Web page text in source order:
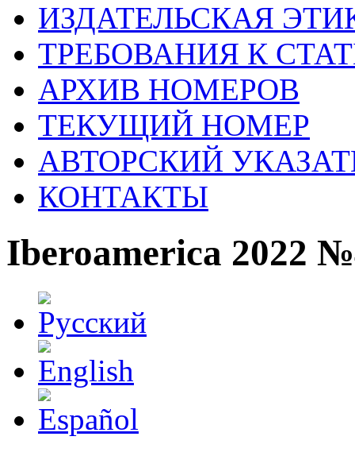
ИЗДАТЕЛЬСКАЯ
ТРЕБОВАНИЯ К
АРХИВ НОМЕРОВ
ТЕКУЩИЙ НОМЕР
АВТОРСКИЙ
КОНТАКТЫ
Iberoamerica 2022